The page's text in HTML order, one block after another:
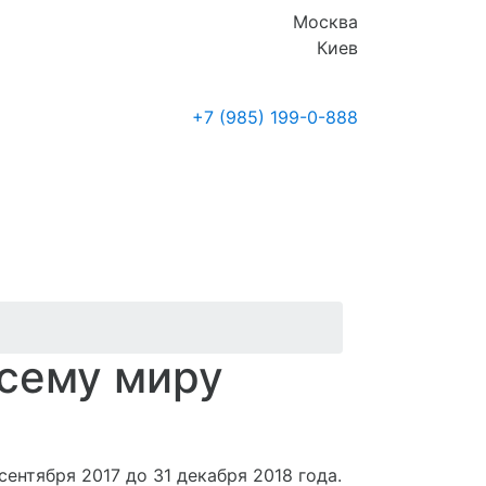
Москва
Киев
+7 (985) 199-0-888
миру
2017 до 31 декабря 2018 года.